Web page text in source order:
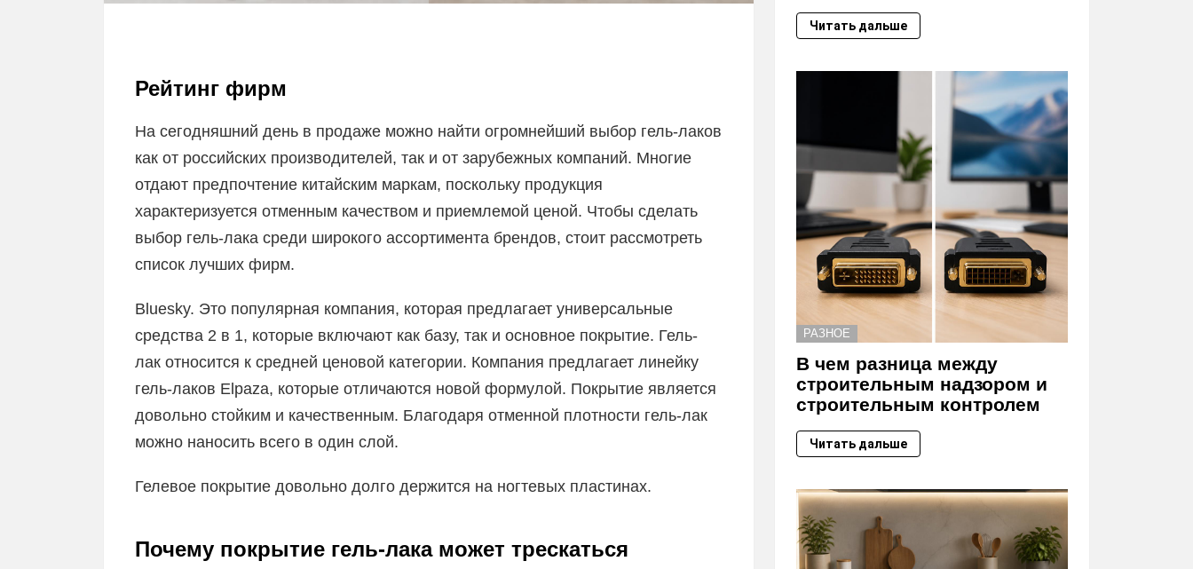
Рейтинг фирм
На сегодняшний день в продаже можно найти огромнейший выбор гель-лаков
как от российских производителей, так и от зарубежных компаний. Многие
отдают предпочтение китайским маркам, поскольку продукция
характеризуется отменным качеством и приемлемой ценой. Чтобы сделать
выбор гель-лака среди широкого ассортимента брендов, стоит рассмотреть
список лучших фирм.
Bluesky. Это популярная компания, которая предлагает универсальные
средства 2 в 1, которые включают как базу, так и основное покрытие. Гель-
лак относится к средней ценовой категории. Компания предлагает линейку
гель-лаков Elpaza, которые отличаются новой формулой. Покрытие является
довольно стойким и качественным. Благодаря отменной плотности гель-лак
можно наносить всего в один слой.
Гелевое покрытие довольно долго держится на ногтевых пластинах.
Почему покрытие гель-лака может трескаться
Читать дальше
РАЗНОЕ
В чем разница между
строительным надзором и
строительным контролем
Читать дальше